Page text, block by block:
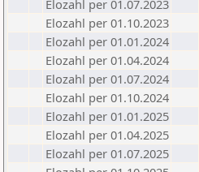
Elozahl per 01.07.2023
Elozahl per 01.10.2023
Elozahl per 01.01.2024
Elozahl per 01.04.2024
Elozahl per 01.07.2024
Elozahl per 01.10.2024
Elozahl per 01.01.2025
Elozahl per 01.04.2025
Elozahl per 01.07.2025